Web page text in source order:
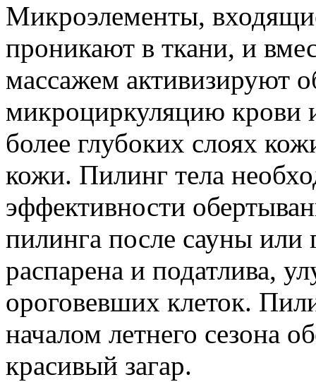
Микроэлементы,
проникают в ткани, и
массажем активизируют
микроциркуляцию крови
более глубоких слоях
кожи. Пилинг тела
эффективности
пилинга после сауны или
распарена и податлива,
ороговевших клеток.
началом летнего сезона
красивый загар.